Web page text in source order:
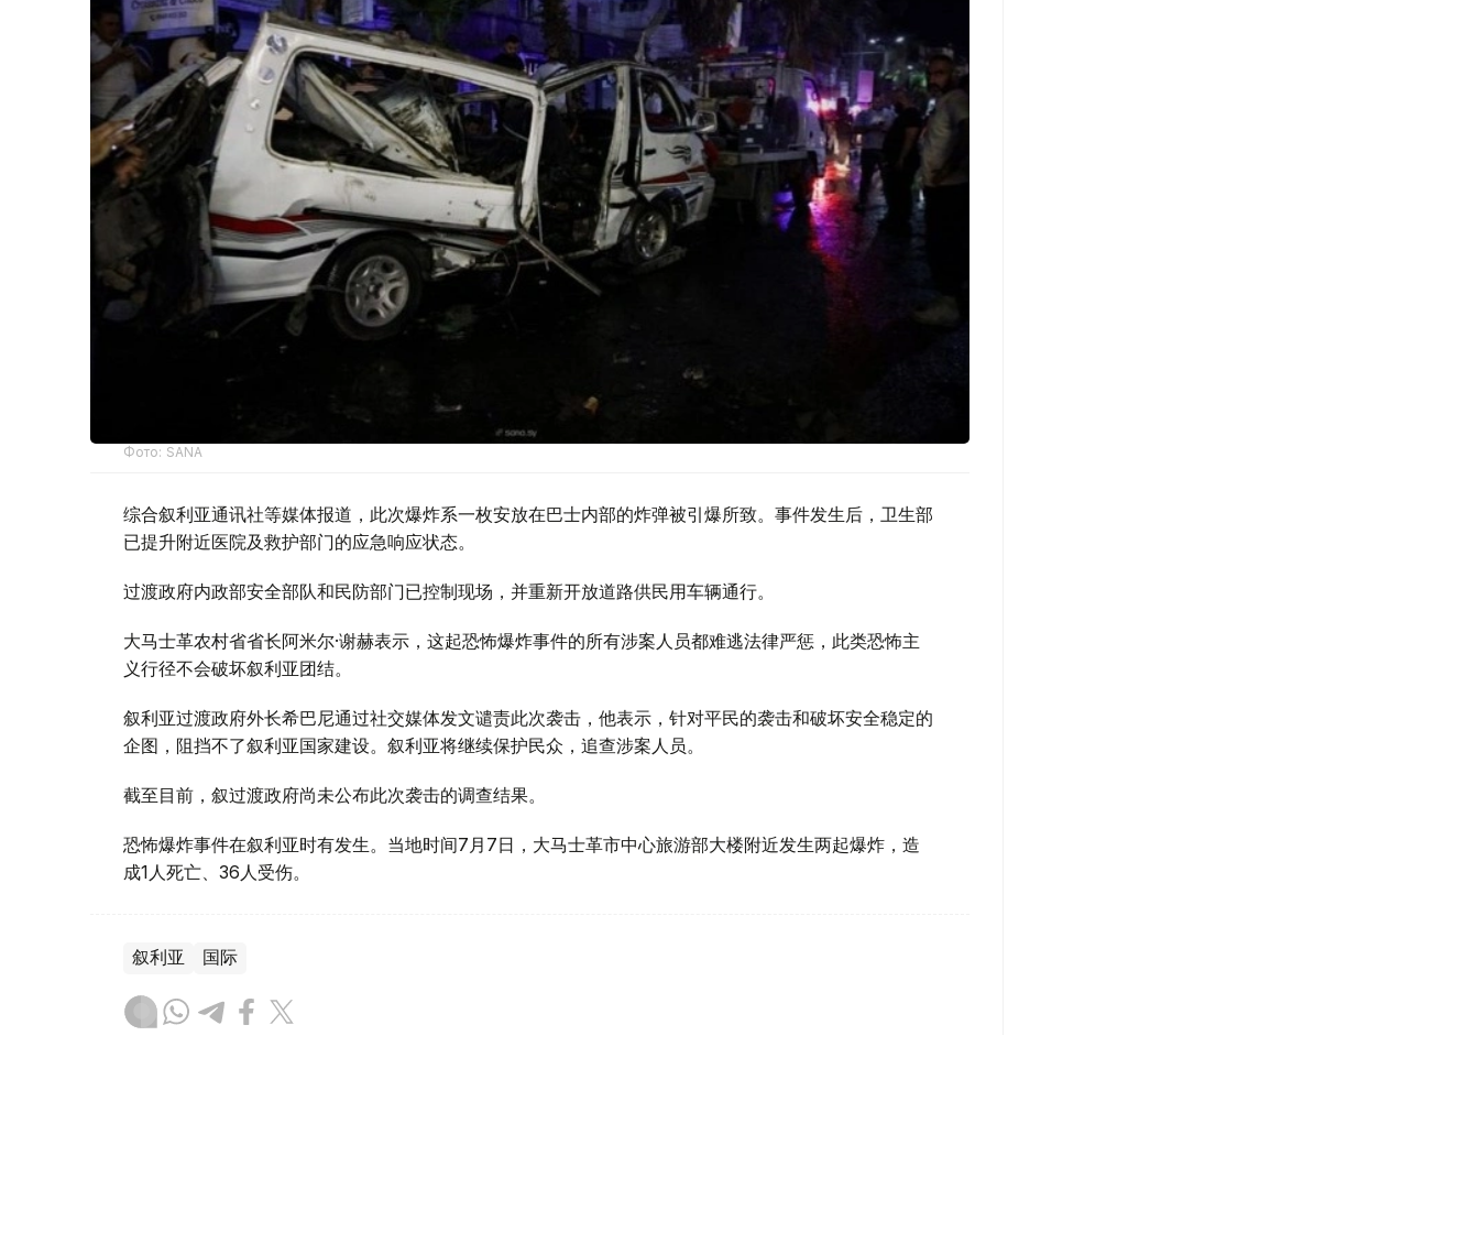
Фото: SANA
综合叙利亚通讯社等媒体报道，此次爆炸系一枚安放在巴士内部的炸弹被引爆所致。事件发生后，卫生部
已提升附近医院及救护部门的应急响应状态。
过渡政府内政部安全部队和民防部门已控制现场，并重新开放道路供民用车辆通行。
大马士革农村省省长阿米尔·谢赫表示，这起恐怖爆炸事件的所有涉案人员都难逃法律严惩，此类恐怖主
义行径不会破坏叙利亚团结。
叙利亚过渡政府外长希巴尼通过社交媒体发文谴责此次袭击，他表示，针对平民的袭击和破坏安全稳定的
企图，阻挡不了叙利亚国家建设。叙利亚将继续保护民众，追查涉案人员。
截至目前，叙过渡政府尚未公布此次袭击的调查结果。
恐怖爆炸事件在叙利亚时有发生。当地时间7月7日，大马士革市中心旅游部大楼附近发生两起爆炸，造
成1人死亡、36人受伤。
叙利亚 国际